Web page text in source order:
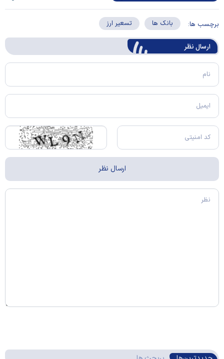
برچسب ها: بانک ها تسعیر ارز
ارسال‌ نظر